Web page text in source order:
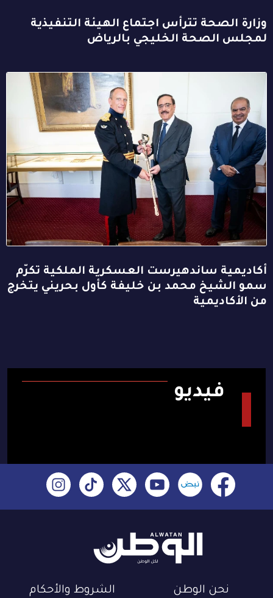
وزارة الصحة تترأس اجتماع الهيئة التنفيذية
لمجلس الصحة الخليجي بالرياض
أكاديمية ساندهيرست العسكرية الملكية تكرّم
سمو الشيخ محمد بن خليفة كأول بحريني يتخرج
من الأكاديمية
فيديو
نحن الوطن الشروط والأحكام